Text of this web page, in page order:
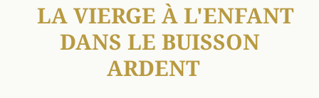
LA VIERGE À L'ENFANT
DANS LE BUISSON
ARDENT